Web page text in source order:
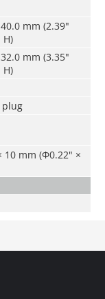
mm (2.39"
H)
mm (3.35"
H)
plug
mm (Φ0.22" ×